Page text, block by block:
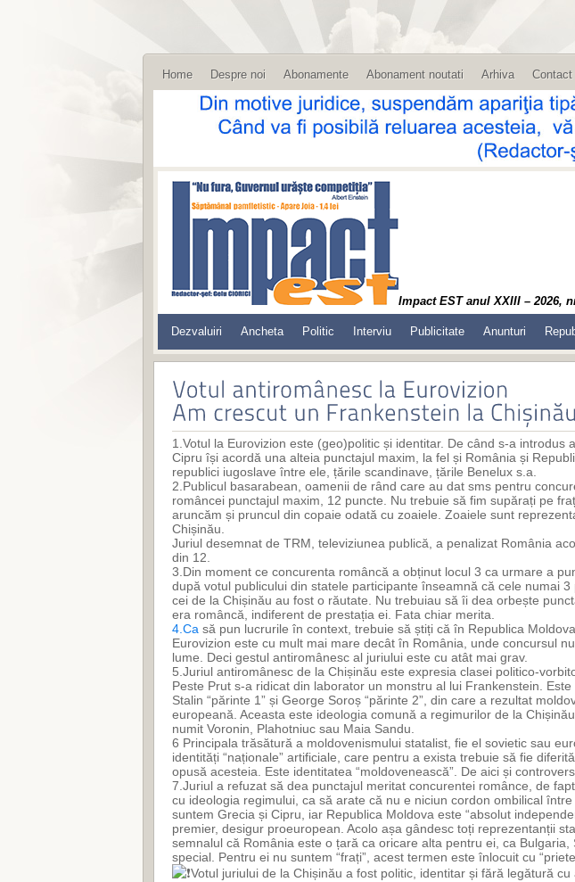
Home Despre noi Abonamente Abonament noutati Arhiva Contact
Impact EST anul XXIII – 2026,
Dezvaluiri Ancheta Politic Interviu Publicitate Anunturi
1.Votul la Eurovizion este (geo)politic și identitar. De când s-a introdus
Cipru își acordă una alteia punctajul maxim, la fel și România și
republici iugoslave între ele, țările scandinave, țările Benelux s.a.
2.Publicul basarabean, oamenii de rând care au dat sms pentru
româncei punctajul maxim, 12 puncte. Nu trebuie să fim supărați pe
aruncăm și pruncul din copaie odată cu zoaiele. Zoaiele sunt
Chișinău.
Juriul desemnat de TRM, televiziunea publică, a penalizat România
din 12.
3.Din moment ce concurenta româncă a obținut locul 3 ca urmare a
după votul publicului din statele participante înseamnă că cele numai 3
cei de la Chișinău au fost o răutate. Nu trebuiau să îi dea orbește
era româncă, indiferent de prestația ei. Fata chiar merita.
4.Ca să pun lucrurile în context, trebuie să știți că în Republica
Eurovizion este cu mult mai mare decât în România, unde concursul
lume. Deci gestul antiromânesc al juriului este cu atât mai grav.
5.Juriul antiromânesc de la Chișinău este expresia clasei politico-
Peste Prut s-a ridicat din laborator un monstru al lui Frankenstein.
Stalin “părinte 1” și George Soroș “părinte 2”, din care a rezultat
europeană. Aceasta este ideologia comună a regimurilor de la
numit Voronin, Plahotniuc sau Maia Sandu.
6 Principala trăsătură a moldovenismului statalist, fie el sovietic sau
identități “naționale” artificiale, care pentru a exista trebuie să fie
opusă acesteia. Este identitatea “moldovenească”. De aici și
7.Juriul a refuzat să dea punctajul meritat concurentei românce, de
cu ideologia regimului, ca să arate că nu e niciun cordon ombilical
suntem Grecia și Cipru, iar Republica Moldova este “absolut
premier, desigur proeuropean. Acolo așa gândesc toți reprezentanții
semnalul că România este o țară ca oricare alta pentru ei, ca Bulgaria,
special. Pentru ei nu suntem “frați”, acest termen este înlocuit cu
Votul juriului de la Chișinău a fost politic, identitar și fără legătură cu